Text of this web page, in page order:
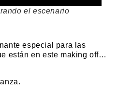
el escenario
especial para las
están en este making off…